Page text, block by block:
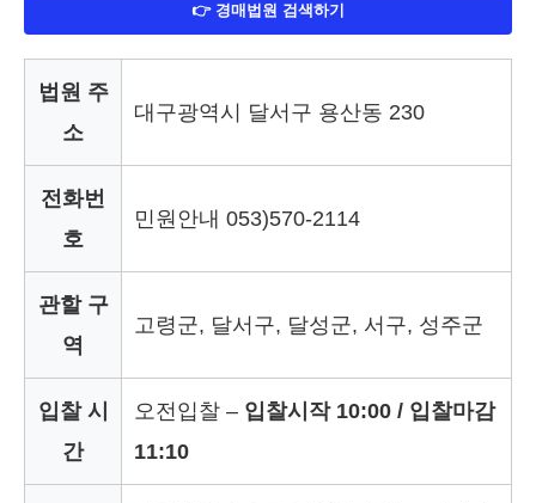
👉 경매법원 검색하기
법원 주
소
대구광역시 달서구 용산동 230
전화번
호
민원안내 053)570-2114
관할 구
역
고령군, 달서구, 달성군, 서구, 성주군
입찰 시
간
오전입찰 – 입찰시작 10:00 / 입찰마감
11:10